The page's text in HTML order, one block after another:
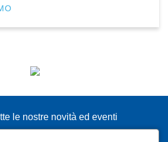
le nostre novità ed eventi